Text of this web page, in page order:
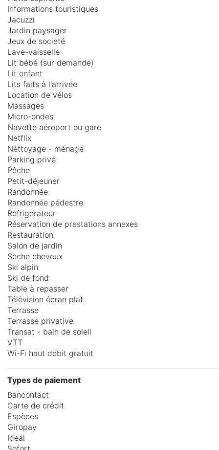
Informations touristiques
Jacuzzi
Jardin paysager
Jeux de société
Lave-vaisselle
Lit bébé (sur demande)
Lit enfant
Lits faits à l'arrivée
Location de vélos
Massages
Micro-ondes
Navette aéroport ou gare
Netflix
Nettoyage - ménage
Parking privé
Pêche
Petit-déjeuner
Randonnée
Randonnée pédestre
Réfrigérateur
Réservation de prestations annexes
Restauration
Salon de jardin
Sèche cheveux
Ski alpin
Ski de fond
Table à repasser
Télévision écran plat
Terrasse
Terrasse privative
Transat - bain de soleil
VTT
Wi-Fi haut débit gratuit
Types de paiement
Bancontact
Carte de crédit
Espèces
Giropay
Ideal